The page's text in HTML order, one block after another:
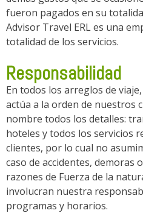
fueron pagados en su
Advisor Travel ERL es una
totalidad de los servicios.
Responsabilidad
En todos los arreglos de
actúa a la orden de nuestros
nombre todos los detalles:
hoteles y todos los servicios
clientes, por lo cual no
caso de accidentes, demoras
razones de Fuerza de la
involucran nuestra
programas y horarios.